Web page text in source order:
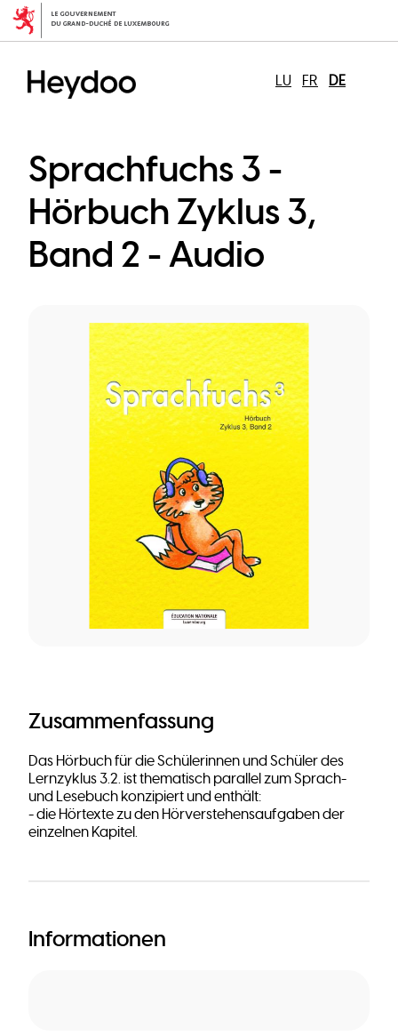
Direkt
zum
LU
FR DE
Sprachfuchs 3 -
Hörbuch Zyklus 3,
Band 2 - Audio
Zusammenfassung
Das Hörbuch für die Schülerinnen und Schüler des
Lernzyklus 3.2. ist thematisch parallel zum Sprach-
und Lesebuch konzipiert und enthält:
- die Hörtexte zu den Hörverstehensaufgaben der
einzelnen Kapitel.
Informationen